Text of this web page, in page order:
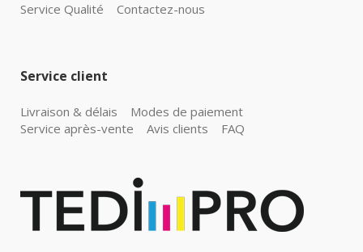
Service Qualité Contactez-nous
Service client
Livraison & délais
Modes de paiement
Service après-vente
Avis clients FAQ